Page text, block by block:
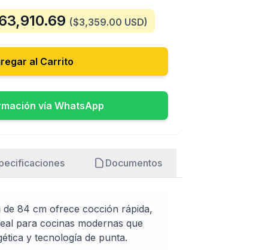
($3,359.00 USD)
al Carrito
vía WhatsApp
Documentos
de 84 cm ofrece cocción rápida,
para cocinas modernas que
y tecnología de punta.